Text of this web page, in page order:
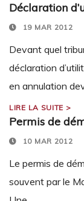
Déclaration
19 MAR 2012
Devant quel
déclaration
en annulation
LIRE LA SUITE >
Permis de
10 MAR 2012
Le permis de
souvent par le